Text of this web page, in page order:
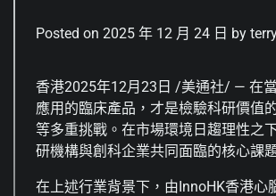
Posted on 2025 年 12 月 24 日 by
香港2025年12月23日 /美通社/ — 在
應用的臨床產品，才是檢驗科研價值
等多重挑戰。在市場環境日趨理性之
研機構與創科企業共同面臨的核心課
在上述行業背景下，由InnoHK香港心